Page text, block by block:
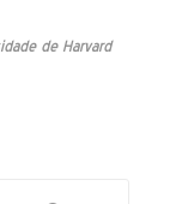
de Harvard